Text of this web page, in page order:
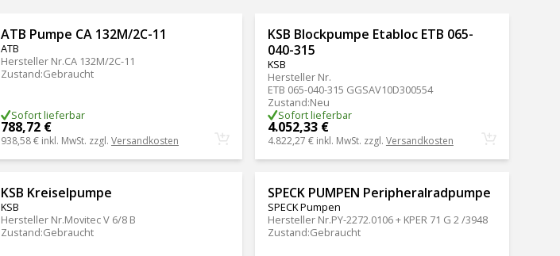
ATB Pumpe CA 132M/2C-11
ATB
Hersteller Nr.CA 132M/2C-11
Zustand:Gebraucht
Sofort lieferbar
788,72 €
938,58 € inkl. MwSt. zzgl. Versandkosten
KSB Blockpumpe Etabloc ETB 065-
040-315
KSB
Hersteller Nr.
ETB 065-040-315 GGSAV10D300554
Zustand:Neu
Sofort lieferbar
4.052,33 €
4.822,27 € inkl. MwSt. zzgl. Versandkosten
KSB Kreiselpumpe
KSB
Hersteller Nr.Movitec V 6/8 B
Zustand:Gebraucht
SPECK PUMPEN Peripheralradpumpe
SPECK Pumpen
Hersteller Nr.PY-2272.0106 + KPER 71 G 2 /3948
Zustand:Gebraucht